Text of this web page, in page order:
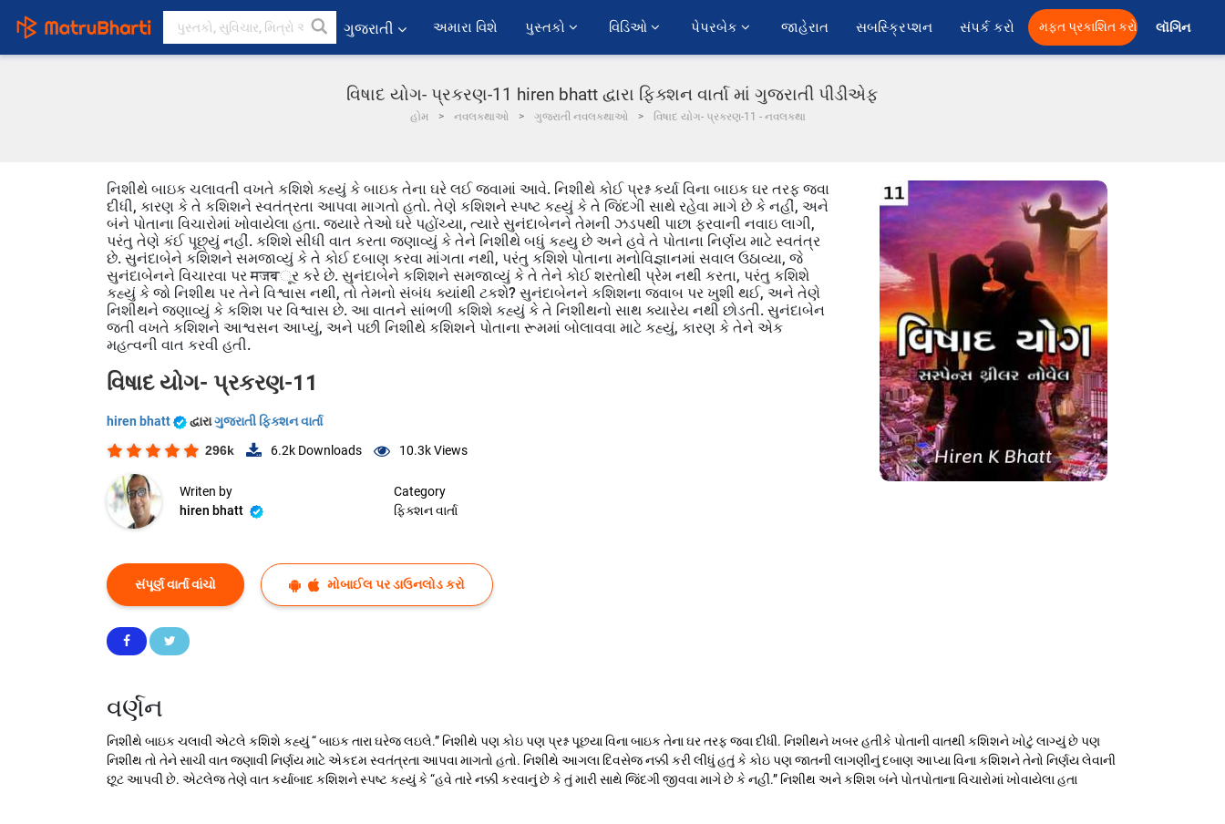
ગુજરાતી અમારા વિશે પુસ્તકો વિડિઓ પેપરબેક જાહેરાત સબસ્ક્રિપ્શન સંપર્ક કરો મફત પ્રકાશિત કરો લૉગિન
વિષાદ યોગ- પ્રકરણ-11 hiren bhatt દ્વારા ફિક્શન વાર્તા માં ગુજરાતી પીડીએફ
હોમ નવલકથાઓ ગુજરાતી નવલકથાઓ વિષાદ યોગ- પ્રકરણ-11 - નવલકથા
નિશીથે બાઇક ચલાવતી વખતે કશિશે કહ્યું કે બાઇક તેના ઘરે લઈ જવામાં આવે. નિશીથે કોઈ પ્રશ્ન કર્યા વિના બાઇક ઘર તરફ જવા
દીધી, કારણ કે તે કશિશને સ્વતંત્રતા આપવા માગતો હતો. તેણે કશિશને સ્પષ્ટ કહ્યું કે તે જિંદગી સાથે રહેવા માગે છે કે નહીં, અને
બંને પોતાના વિચારોમાં ખોવાયેલા હતા. જ્યારે તેઓ ઘરે પહોંચ્યા, ત્યારે સુનંદાબેનને તેમની ઝડપથી પાછા ફરવાની નવાઇ લાગી,
પરંતુ તેણે કંઈ પૂછ્યું નહીં. કશિશે સીધી વાત કરતા જણાવ્યું કે તેને નિશીથે બધું કહ્યુ છે અને હવે તે પોતાના નિર્ણય માટે સ્વતંત્ર
છે. સુનંદાબેને કશિશને સમજાવ્યું કે તે કોઈ દબાણ કરવા માંગતા નથી, પરંતુ કશિશે પોતાના મનોવિજ્ઞાનમાં સવાલ ઉઠાવ્યા, જે
સુનંદાબેનને વિચારવા પર मजबૂર કરે છે. સુનંદાબેને કશિશને સમજાવ્યું કે તે તેને કોઈ શરતોથી પ્રેમ નથી કરતા, પરંતુ કશિશે
કહ્યું કે જો નિશીથ પર તેને વિશ્વાસ નથી, તો તેમનો સંબંધ ક્યાંથી ટકશે? સુનંદાબેનને કશિશના જવાબ પર ખુશી થઈ, અને તેણે
નિશીથને જણાવ્યું કે કશિશ પર વિશ્વાસ છે. આ વાતને સાંભળી કશિશે કહ્યું કે તે નિશીથનો સાથ ક્યારેય નથી છોડતી. સુનંદાબેન
જતી વખતે કશિશને આશ્વસન આપ્યું, અને પછી નિશીથે કશિશને પોતાના રૂમમાં બોલાવવા માટે કહ્યું, કારણ કે તેને એક
મહત્વની વાત કરવી હતી.
વિષાદ યોગ- પ્રકરણ-11
hiren bhatt દ્વારાગુજરાતી ફિક્શન વાર્તા
296k 6.2k Downloads 10.3kViews
Writen by
hiren bhatt
Category
ફિક્શન વાર્તા
સંપૂર્ણ વાર્તા વાંચો મોબાઈલ પર ડાઉનલોડ કરો
વર્ણન
નિશીથે બાઇક ચલાવી એટલે કશિશે કહ્યું “ બાઇક તારા ઘરેજ લઇલે.” નિશીથે પણ કોઇ પણ પ્રશ્ન પૂછયા વિના બાઇક તેના ઘર તરફ જવા દીધી. નિશીથને ખબર હતીકે પોતાની વાતથી કશિશને ખોટું લાગ્યું છે પણ
નિશીથ તો તેને સાચી વાત જણાવી નિર્ણય માટે એકદમ સ્વતંત્રતા આપવા માગતો હતો. નિશીથે આગલા દિવસેજ નક્કી કરી લીધું હતું કે કોઇ પણ જાતની લાગણીનું દબાણ આપ્યા વિના કશિશને તેનો નિર્ણય લેવાની
છૂટ આપવી છે. એટલેજ તેણે વાત કર્યાબાદ કશિશને સ્પષ્ટ કહ્યું કે “હવે તારે નક્કી કરવાનું છે કે તું મારી સાથે જિંદગી જીવવા માગે છે કે નહીં.” નિશીથ અને કશિશ બંને પોતપોતાના વિચારોમાં ખોવાયેલા હતા